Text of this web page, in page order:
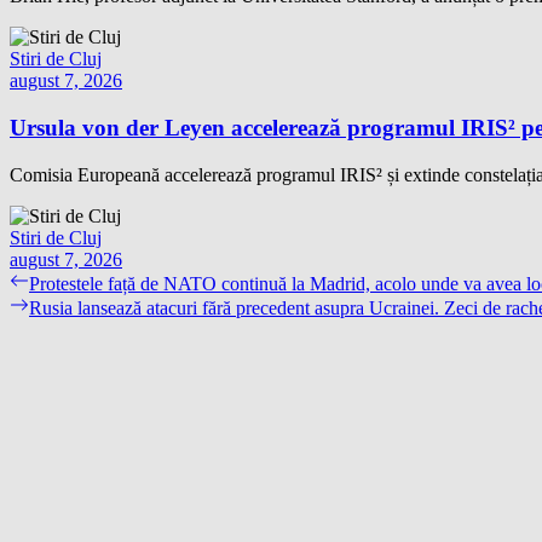
Stiri de Cluj
august 7, 2026
Ursula von der Leyen accelerează programul IRIS²
Comisia Europeană accelerează programul IRIS² și extinde
Stiri de Cluj
august 7, 2026
Navigare
în
Previous
post:
Protestele față de NATO continuă la Madrid, acolo unde va avea
Next
Rusia lansează atacuri fără precedent asupra Ucrainei. Zeci de